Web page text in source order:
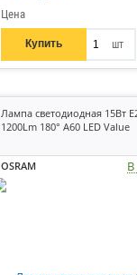
Цена
Купить шт
Лампа светодиодная 15Вт
1200Lm 180° A60 LED Value
OSRAM